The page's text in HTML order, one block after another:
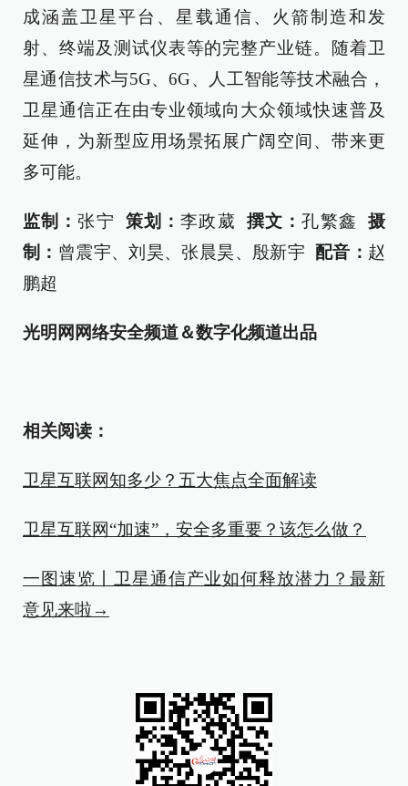
成涵盖卫星平台、星载通信、火箭制造和发
射、终端及测试仪表等的完整产业链。随着卫
星通信技术与5G、6G、人工智能等技术融合，
卫星通信正在由专业领域向大众领域快速普及
延伸，为新型应用场景拓展广阔空间、带来更
多可能。
监制：张宁 策划：李政葳 撰文：孔繁鑫摄
制： 曾震宇、刘昊、张晨昊、殷新宇 配音： 赵
鹏超
光明网网络安全频道＆数字化频道出品
相关阅读：
卫星互联网知多少？五大焦点全面解读
卫星互联网“加速”，安全多重要？该怎么做？
一图速览丨卫星通信产业如何释放潜力？最新
意见来啦→